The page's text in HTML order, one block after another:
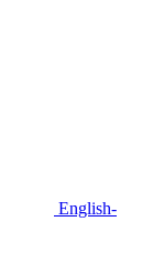
English-